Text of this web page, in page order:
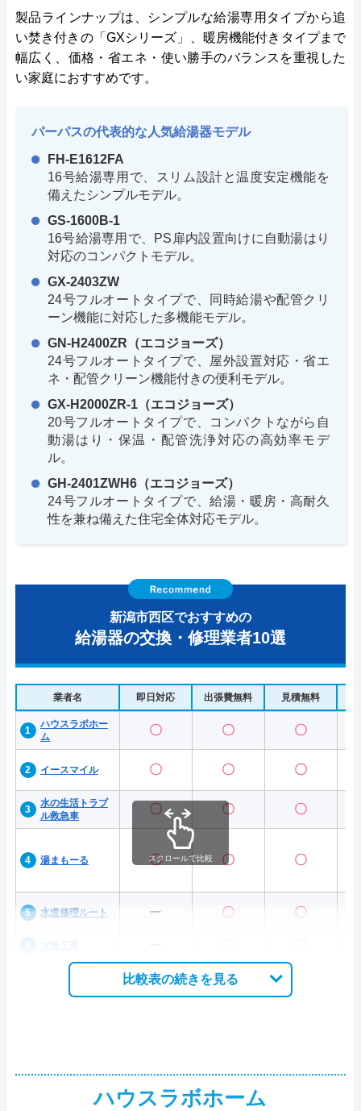
製品ラインナップは、シンプルな給湯専用タイプから追
い焚き付きの「GXシリーズ」、暖房機能付きタイプまで
幅広く、価格・省エネ・使い勝手のバランスを重視した
い家庭におすすめです。
パーパスの代表的な人気給湯器モデル
FH-E1612FA
16号給湯専用で、スリム設計と温度安定機能を
備えたシンプルモデル。
GS-1600B-1
16号給湯専用で、PS扉内設置向けに自動湯はり
対応のコンパクトモデル。
GX-2403ZW
24号フルオートタイプで、同時給湯や配管クリ
ーン機能に対応した多機能モデル。
GN-H2400ZR（エコジョーズ）
24号フルオートタイプで、屋外設置対応・省エ
ネ・配管クリーン機能付きの便利モデル。
GX-H2000ZR-1（エコジョーズ）
20号フルオートタイプで、コンパクトながら自
動湯はり・保温・配管洗浄対応の高効率モデ
ル。
GH-2401ZWH6（エコジョーズ）
24号フルオートタイプで、給湯・暖房・高耐久
性を兼ね備えた住宅全体対応モデル。
新潟市西区でおすすめの
給湯器の交換・修理業者10選
業者名 即日対応 出張費無料 見積無料
ハウスラボホー
ム
〇 〇 〇
イースマイル 〇 〇 〇
水の生活トラブ
ル救急車
〇 〇 〇
湯まもーる 〇 〇 〇
水道修理ルート ー 〇 〇
スクロールで比較
比較表の続きを見る
ハウスラボホーム